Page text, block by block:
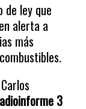
de ley que
alerta a
más
3